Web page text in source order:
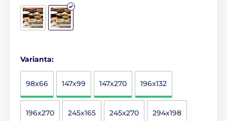
Varianta:
98x66 147x99 147x270 196x132
196x270 245x165 245x270 294x198